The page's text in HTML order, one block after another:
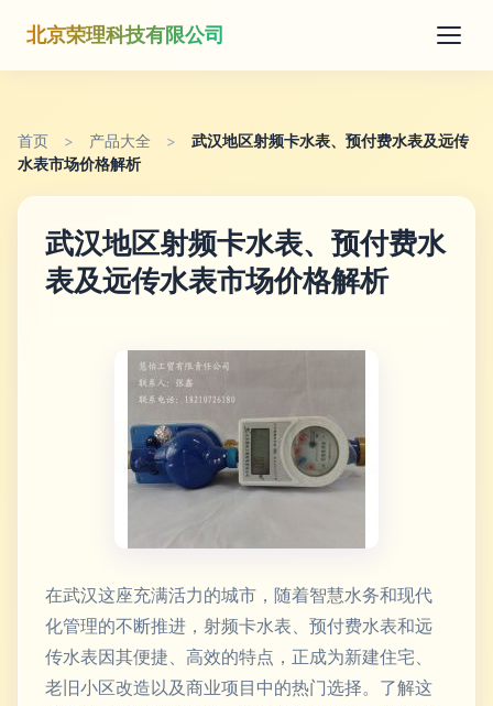
北京荣理科技有限公司
首页 > 产品大全 >
武汉地区射频卡水表、预付费水表及远传
水表市场价格解析
武汉地区射频卡水表、预付费水
表及远传水表市场价格解析
在武汉这座充满活力的城市，随着智慧水务和现代
化管理的不断推进，射频卡水表、预付费水表和远
传水表因其便捷、高效的特点，正成为新建住宅、
老旧小区改造以及商业项目中的热门选择。了解这